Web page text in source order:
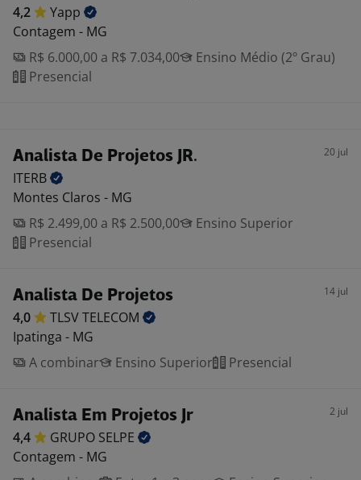
4,2
Yapp
Contagem - MG
R$ 6.000,00 a R$ 7.034,00
Ensino Médio (2º Grau)
Presencial
Analista De Projetos JR. 20 jul
ITERB
Montes Claros - MG
R$ 2.499,00 a R$ 2.500,00
Ensino Superior
Presencial
Analista De Projetos 14 jul
4,0 TLSVTELECOM
Ipatinga - MG
A combinar
Ensino Superior Presencial
Analista Em Projetos Jr 2 jul
4,4 GRUPO SELPE
Contagem - MG